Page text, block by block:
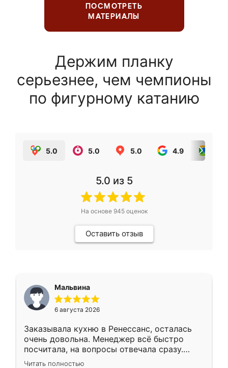
ПОСМОТРЕТЬ
МАТЕРИАЛЫ
Держим планку
серьезнее, чем чемпионы
по фигурному катанию
5.0 5.0 5.0 4.9
5.0 из 5
На основе 945оценок
Оставить отзыв
Мальвина
6 августа 2026
Заказывала кухню в Ренессанс, осталась
очень довольна. Менеджер всё быстро
посчитала, на вопросы отвечала сразу.
Замерщик приехал в субботу, подошёл к
Читать полностью